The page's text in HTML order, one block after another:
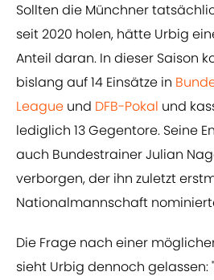
Sollten die Münchner
seit 2020 holen, hätte Urbig
Anteil daran. In dieser Saison
bislang auf 14 Einsätze in
League und DFB-Pokal und
lediglich 13 Gegentore. Seine
auch Bundestrainer Julian
verborgen, der ihn zuletzt
Nationalmannschaft
Die Frage nach einer
sieht Urbig dennoch